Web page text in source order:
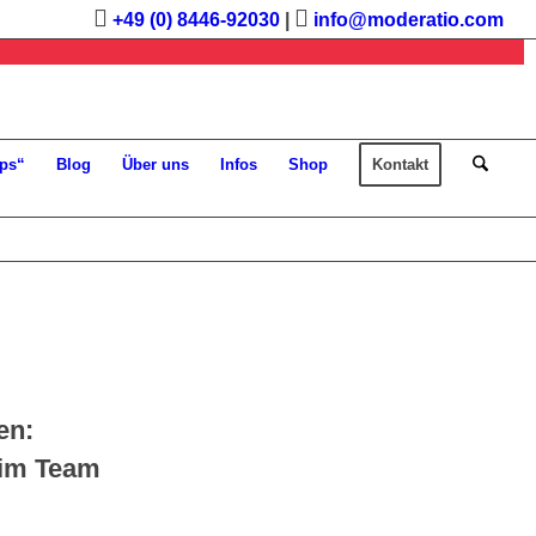
+49 (0) 8446-92030 info@moderatio.com
Blog Über uns Infos Shop Kontakt
Team